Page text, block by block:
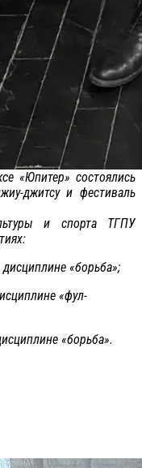
«Юпитер» состоялись
джитсу и фестиваль
и спорта ТГПУ
«борьба»;
«фул-
«борьба».